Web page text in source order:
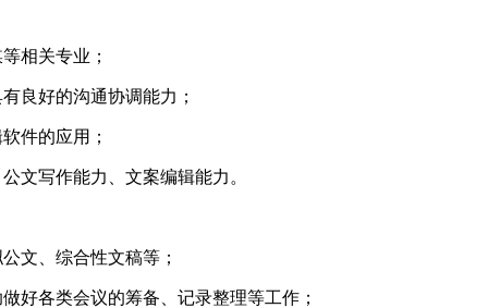
相关专业；
良好的沟通协调能力；
件的应用；
文写作能力、文案编辑能力。
文、综合性文稿等；
好各类会议的筹备、记录整理等工作；